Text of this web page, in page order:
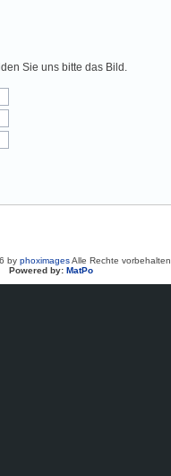
Sie uns bitte das Bild.
by phoximagesAlle Rechte vorbehalten
Powered by: MatPo